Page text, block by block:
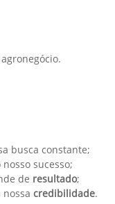
busca constante;
sucesso;
de resultado;
credibilidade.